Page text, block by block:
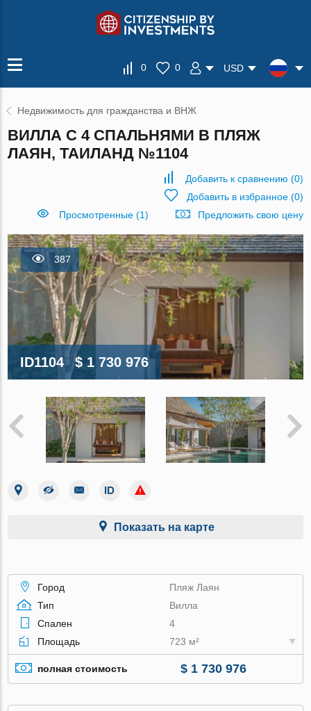
0 0 USD
Недвижимость для гражданства и ВНЖ
ВИЛЛА С 4 СПАЛЬНЯМИ В ПЛЯЖ
ЛАЯН, ТАИЛАНД №1104
Добавить к сравнению (0)
Добавить в избранное(0)
Просмотренные (1)
Предложить свою цену
387
ID1104 $ 1 730 976
Показать на карте
Город
Пляж Лаян
Тип
Вилла
Спален
4
Площадь
723 м²
полная стоимость $ 1 730 976